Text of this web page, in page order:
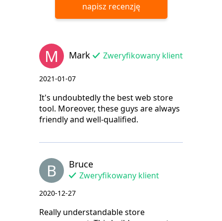
napisz recenzję
M Mark Zweryfikowany klient
2021-01-07
It's undoubtedly the best web store
tool. Moreover, these guys are always
friendly and well-qualified.
B Bruce
Zweryfikowany klient
2020-12-27
Really understandable store